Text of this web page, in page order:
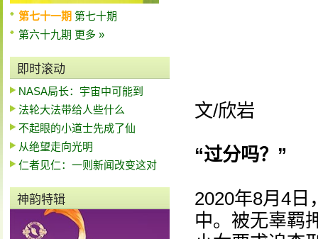
第七十一期 第七十期
第六十九期 更多 »
即时滚动
NASA局长：宇宙中可能到
法轮大法带给人些什么
不起眼的小道士先成了仙
从绝望走向光明
仁者见仁：一则新闻改变这对
神韵特辑
文/欣岩
“过分吗？”
2020年8月4日
中。被无辜羁